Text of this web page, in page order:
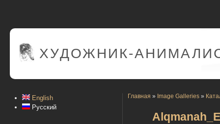
ХУДОЖНИК-
English
Русский
Главная » Image Galleries »